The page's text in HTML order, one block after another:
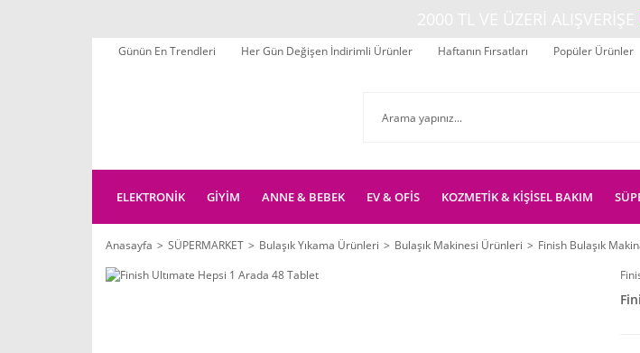
Günün En Trendleri Her Gün Değişen İndirimli Ürünler Haftanın Fırsatları Popüler Ürünler
ELEKTRONİK GİYİM ANNE & BEBEK EV & OFİS KOZMETİK & KİŞİSEL BAKIM
Anasayfa SÜPERMARKET Bulaşık Yıkama Ürünleri Bulaşık Makinesi Ürünleri Finish Bulaşık